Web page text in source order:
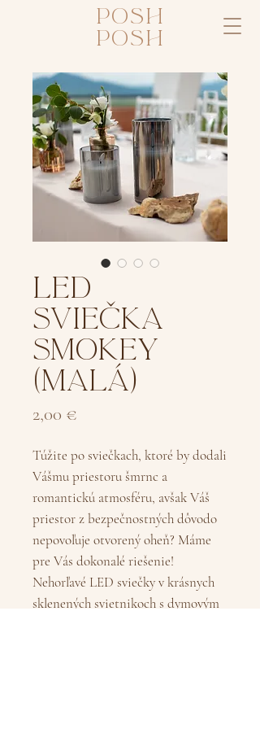
posh
posh
LED
SVIEČKA
SMOKEY
(MALÁ)
2,00 €
Túžite po sviečkach, ktoré by dodali
Vášmu priestoru šmrnc a
romantickú atmosféru, avšak Váš
priestor z bezpečnostných dôvodo
nepovoľuje otvorený oheň? Máme
pre Vás dokonalé riešenie!
Nehorľavé LED sviečky v krásnych
sklenených svietnikoch s dymovým